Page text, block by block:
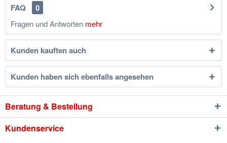
FAQ 0
Fragen und Antworten mehr
Kunden kauften auch
Kunden haben sich ebenfalls angesehen
Beratung & Bestellung
Kundenservice